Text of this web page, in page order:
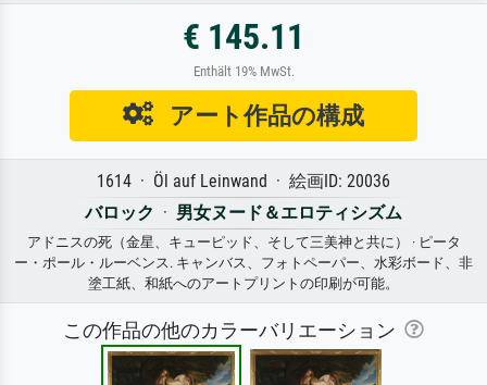
€ 145.11
Enthält 19% MwSt.
アート作品の構成
1614 · Öl auf Leinwand · 絵画ID: 20036
バロック · 男女ヌード＆エロティシズム
アドニスの死（金星、キューピッド、そして三美神と共に） · ピータ
ー・ポール・ルーベンス. キャンバス、フォトペーパー、水彩ボード、非
塗工紙、和紙へのアートプリントの印刷が可能。
この作品の他のカラーバリエーション